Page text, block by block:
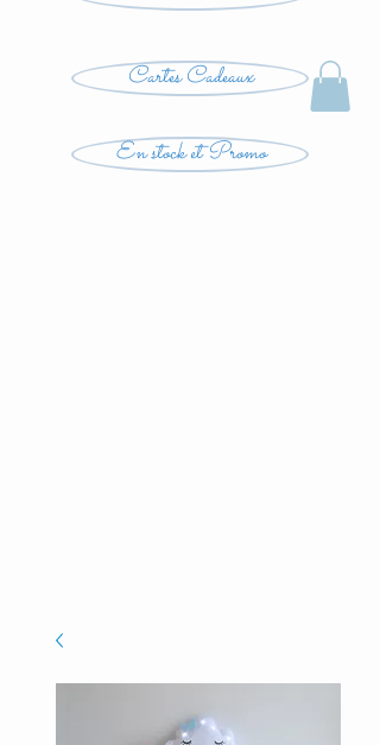
Cartes Cadeaux
En stock et Promo